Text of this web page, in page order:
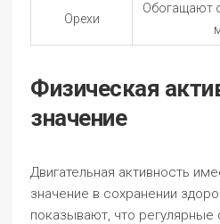
Орехи
Обогащают
Физическая
значение
Двигательная активность
значение в сохранении
показывают, что регулярные